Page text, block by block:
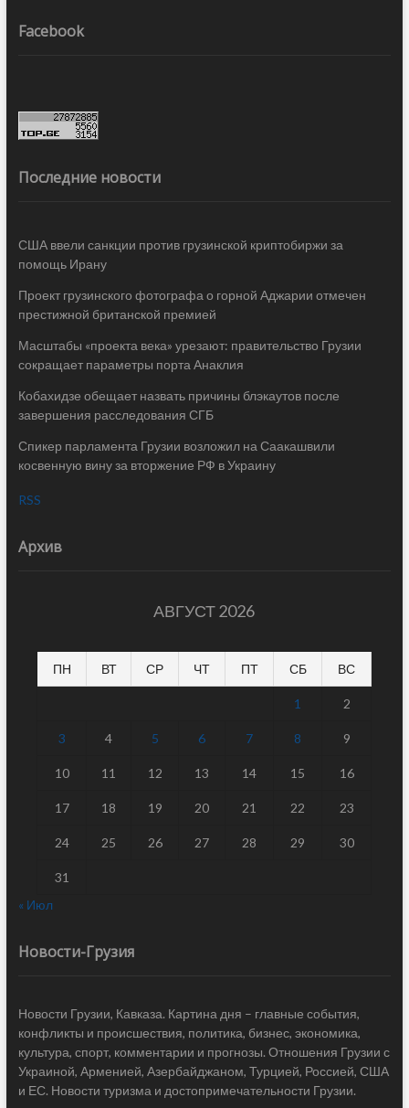
Facebook
Последние новости
США ввели санкции против грузинской криптобиржи за
помощь Ирану
Проект грузинского фотографа о горной Аджарии отмечен
престижной британской премией
Масштабы «проекта века» урезают: правительство Грузии
сокращает параметры порта Анаклия
Кобахидзе обещает назвать причины блэкаутов после
завершения расследования СГБ
Спикер парламента Грузии возложил на Саакашвили
косвенную вину за вторжение РФ в Украину
RSS
Архив
АВГУСТ 2026
ПН ВТ СР ЧТ ПТ СБ ВС
1 2
3 4 5 6 7 8 9
10 11 12 13 14 15 16
17 18 19 20 21 22 23
24 25 26 27 28 29 30
31
« Июл
Новости-Грузия
Новости Грузии, Кавказа. Картина дня – главные события,
конфликты и происшествия, политика, бизнес, экономика,
культура, спорт, комментарии и прогнозы. Отношения Грузии с
Украиной, Арменией, Азербайджаном, Турцией, Россией, США
и ЕС. Новости туризма и достопримечательности Грузии.